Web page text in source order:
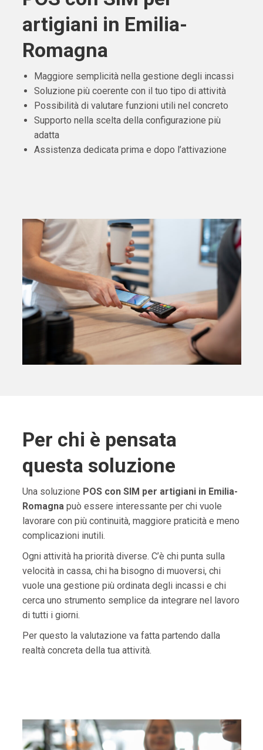
artigiani in Emilia-
Romagna
Maggiore semplicità nella gestione degli incassi
Soluzione più coerente con il tuo tipo di attività
Possibilità di valutare funzioni utili nel concreto
Supporto nella scelta della configurazione più
adatta
Assistenza dedicata prima e dopo l’attivazione
Per chi è pensata
questa soluzione
Una soluzione POS con SIM per artigiani in Emilia-
Romagnapuò essere interessante per chi vuole
lavorare con più continuità, maggiore praticità e meno
complicazioni inutili.
Ogni attività ha priorità diverse. C’è chi punta sulla
velocità in cassa, chi ha bisogno di muoversi, chi
vuole una gestione più ordinata degli incassi e chi
cerca uno strumento semplice da integrare nel lavoro
di tutti i giorni.
Per questo la valutazione va fatta partendo dalla
realtà concreta della tua attività.